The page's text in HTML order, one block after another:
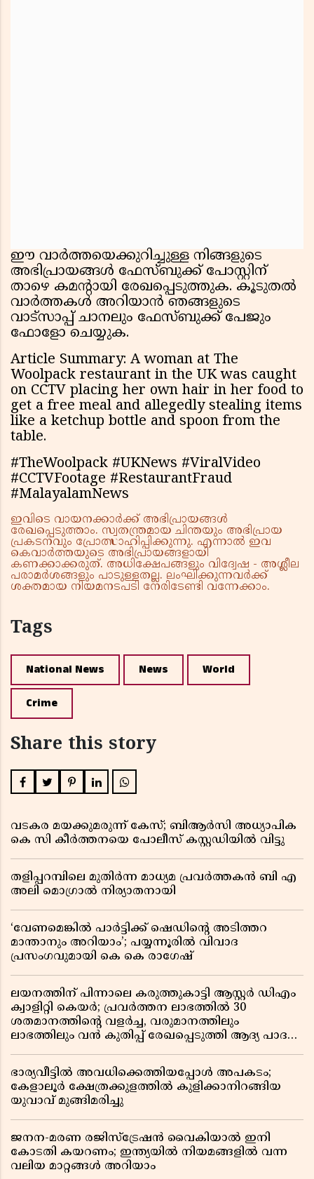
ഈ വാർത്തയെക്കുറിച്ചുള്ള നിങ്ങളുടെ
അഭിപ്രായങ്ങൾ ഫേസ്ബുക്ക് പോസ്റ്റിന്
താഴെ കമൻ്റായി രേഖപ്പെടുത്തുക. കൂടുതൽ
വാർത്തകൾ അറിയാൻ ഞങ്ങളുടെ
വാട്സാപ്പ് ചാനലും ഫേസ്ബുക്ക് പേജും
ഫോളോ ചെയ്യുക.
Article Summary: A woman at The
Woolpack restaurant in the UK was caught
on CCTV placing her own hair in her food to
get a free meal and allegedly stealing items
like a ketchup bottle and spoon from the
table.
#TheWoolpack #UKNews #ViralVideo
#CCTVFootage #RestaurantFraud
#MalayalamNews
ഇവിടെ വായനക്കാർക്ക് അഭിപ്രായങ്ങൾ
രേഖപ്പെടുത്താം. സ്വതന്ത്രമായ ചിന്തയും അഭിപ്രായ
പ്രകടനവും പ്രോത്സാഹിപ്പിക്കുന്നു. എന്നാൽ ഇവ
കെവാർത്തയുടെ അഭിപ്രായങ്ങളായി
കണക്കാക്കരുത്. അധിക്ഷേപങ്ങളും വിദ്വേഷ - അശ്ലീല
പരാമർശങ്ങളും പാടുള്ളതല്ല. ലംഘിക്കുന്നവർക്ക്
ശക്തമായ നിയമനടപടി നേരിടേണ്ടി വന്നേക്കാം.
Tags
National News News World
Crime
Share this story
വടകര മയക്കുമരുന്ന് കേസ്; ബിആർസി അധ്യാപിക
കെ സി കീർത്തനയെ പോലീസ് കസ്റ്റഡിയിൽ വിട്ടു
തളിപ്പറമ്പിലെ മുതിർന്ന മാധ്യമ പ്രവർത്തകൻ ബി എ
അലി മൊഗ്രാൽ നിര്യാതനായി
‘വേണമെങ്കിൽ പാർട്ടിക്ക് ഷെഡിൻ്റെ അടിത്തറ
മാന്താനും അറിയാം’; പയ്യന്നൂരിൽ വിവാദ
പ്രസംഗവുമായി കെ കെ രാഗേഷ്
ലയനത്തിന് പിന്നാലെ കരുത്തുകാട്ടി ആസ്റ്റർ ഡിഎം
ക്വാളിറ്റി കെയർ; പ്രവർത്തന ലാഭത്തിൽ 30
ശതമാനത്തിൻ്റെ വളർച്ച, വരുമാനത്തിലും
ലാഭത്തിലും വൻ കുതിപ്പ് രേഖപ്പെടുത്തി ആദ്യ പാദ
ഭാര്യവീട്ടിൽ അവധിക്കെത്തിയപ്പോൾ അപകടം;
കേളാലൂർ ക്ഷേത്രക്കുളത്തിൽ കുളിക്കാനിറങ്ങിയ
യുവാവ് മുങ്ങിമരിച്ചു
ജനന-മരണ രജിസ്ട്രേഷൻ വൈകിയാൽ ഇനി
കോടതി കയറണം; ഇന്ത്യയിൽ നിയമങ്ങളിൽ വന്ന
വലിയ മാറ്റങ്ങൾ അറിയാം